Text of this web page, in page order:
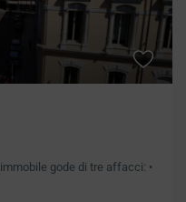
gode di tre affacci: •